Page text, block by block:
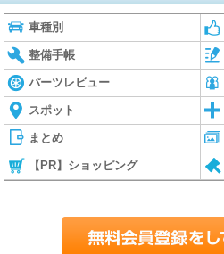
車種別
整備手帳
パーツレビュー
スポット
まとめ
【PR】ショッピング